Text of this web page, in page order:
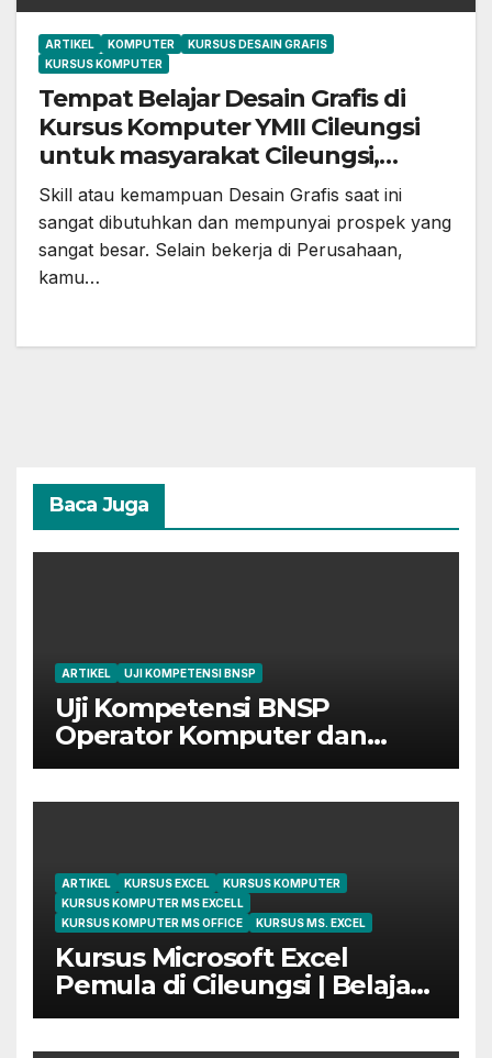
ARTIKEL KOMPUTER
KURSUS DESAIN GRAFIS
KURSUS KOMPUTER
Tempat Belajar Desain Grafis di
Kursus Komputer YMII Cileungsi
untuk masyarakat Cileungsi,
Gunung Putri, Setu, Jonggol,
Cibubur, dan Sekitarnya
Skill atau kemampuan Desain Grafis saat ini
sangat dibutuhkan dan mempunyai prospek yang
sangat besar. Selain bekerja di Perusahaan,
kamu…
Baca Juga
ARTIKEL UJI KOMPETENSI BNSP
Uji Kompetensi BNSP
Operator Komputer dan
Digital Marketing di Bekasi
ARTIKEL KURSUS EXCEL
KURSUS KOMPUTER
KURSUS KOMPUTER MS EXCELL
KURSUS KOMPUTER MS OFFICE
KURSUS MS. EXCEL
Kursus Microsoft Excel
Pemula di Cileungsi | Belajar
dari Dasar Sampai Mahir